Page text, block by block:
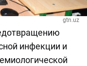
gtn.uz
инфекции и